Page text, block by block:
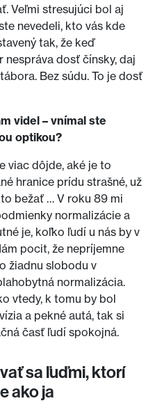
Veľmi stresujúci bol aj
nevedeli, kto vás kde
tak, že keď
nespráva dosť čínsky, daj
Bez súdu. To je dosť
videl – vnímal ste
optikou?
viac dôjde, aké je to
hranice prídu strašné, už
bežať … V roku 89 mi
normalizácie a
je, koľko ľudí u nás by v
pocit, že nepríjemne
žiadnu slobodu v
normalizácia.
vtedy, k tomu by bol
a pekné autá, tak si
časť ľudí spokojná.
sa ľuďmi, ktorí
ako ja